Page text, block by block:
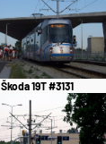
Škoda 19T #3131